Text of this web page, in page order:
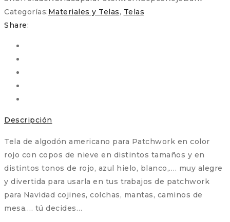
Patchwork
Copos
Dark
cantidad
Categorías:Materiales y Telas, Telas
Share:
Descripción
Tela de algodón americano para Patchwork en color
rojo con copos de nieve en distintos tamaños y en
distintos tonos de rojo, azul hielo, blanco,…. muy alegre
y divertida para usarla en tus trabajos de patchwork
para Navidad cojines, colchas, mantas, caminos de
mesa…. tú decides…